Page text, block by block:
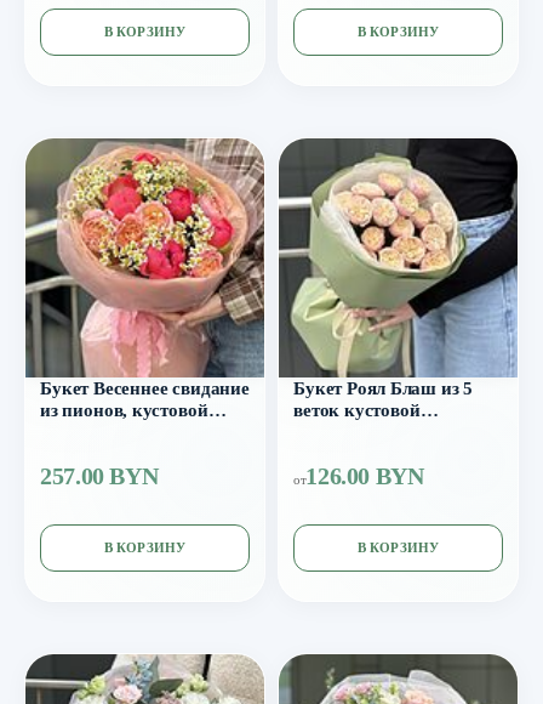
В КОРЗИНУ В КОРЗИНУ
Букет Весеннее свидание
из пионов, кустовой
257.00 BYN
В КОРЗИНУ
Букет Роял Блаш из 5
веток кустовой
от126.00 BYN
В КОРЗИНУ